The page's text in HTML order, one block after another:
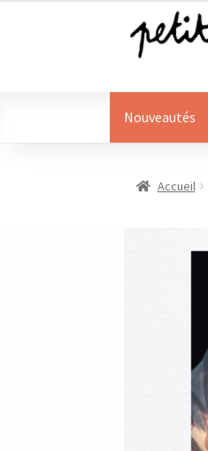
Aller
navigation
Aller
Nouveautés
Accueil